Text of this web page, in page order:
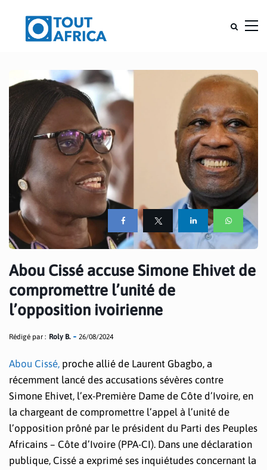
Abou Cissé accuse Simone Ehivet de
compromettre l’unité de
l’opposition ivoirienne
Rédigé par : Roly B. 26/08/2024
Abou Cissé, proche allié de Laurent Gbagbo, a
récemment lancé des accusations sévères contre
Simone Ehivet, l’ex-Première Dame de Côte d’Ivoire, en
la chargeant de compromettre l’appel à l’unité de
l’opposition prôné par le président du Parti des Peuples
Africains – Côte d’Ivoire (PPA-CI). Dans une déclaration
publique, Cissé a exprimé ses inquiétudes concernant la